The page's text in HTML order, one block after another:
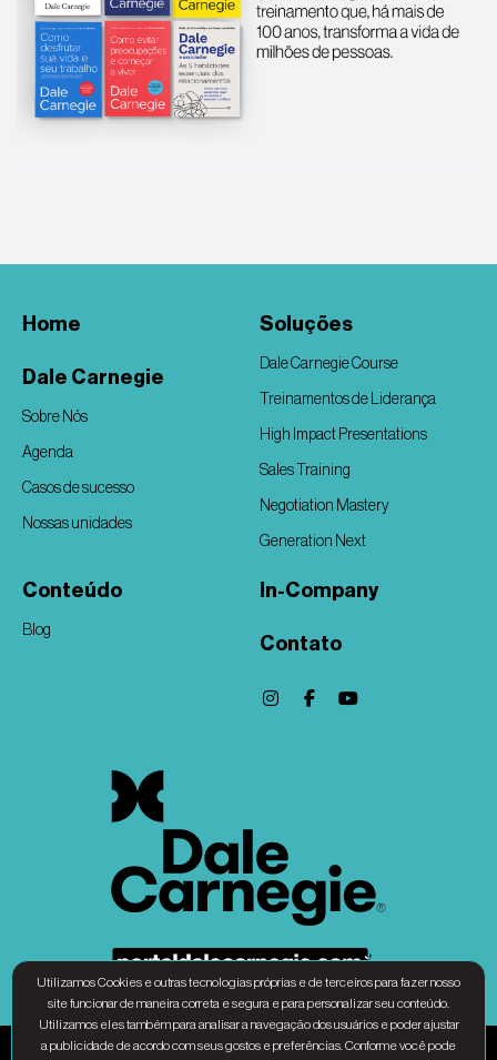
Home
Dale Carnegie
Sobre Nós
Agenda
Casos de sucesso
Nossas unidades
Soluções
Dale Carnegie Course
Treinamentos de Liderança
High Impact Presentations
Sales Training
Negotiation Mastery
Generation Next
Conteúdo
Blog
In-Company
Contato
Associação Dale Carnegie Brasil - CNPJ 31.010.677/0001-34 © Copyright 2025 – Todos
Utilizamos Cookies e outras tecnologias próprias e de terceiros para fazer nosso
site funcionar de maneira correta e segura e para personalizar seu conteúdo.
Utilizamos eles também para analisar a navegação dos usuários e poder ajustar
a publicidade de acordo com seus gostos e preferências. Conforme você pode